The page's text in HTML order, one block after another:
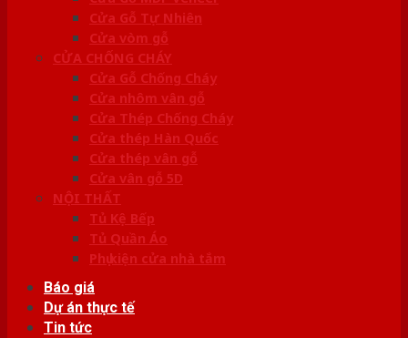
Cửa Gỗ Tự Nhiên
Cửa vòm gỗ
CỬA CHỐNG CHÁY
Cửa Gỗ Chống Cháy
Cửa nhôm vân gỗ
Cửa Thép Chống Cháy
Cửa thép Hàn Quốc
Cửa thép vân gỗ
Cửa vân gỗ 5D
NỘI THẤT
Tủ Kệ Bếp
Tủ Quần Áo
Phụ kiện cửa nhà tắm
Báo giá
Dự án thực tế
Tin tức